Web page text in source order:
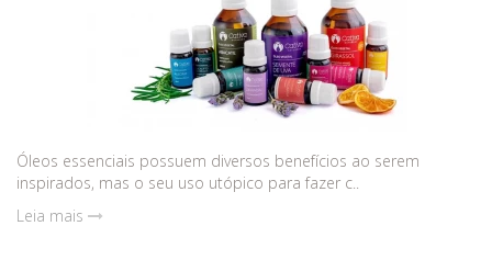
Óleos essenciais possuem diversos benefícios ao serem
inspirados, mas o seu uso utópico para fazer c..
Leia mais